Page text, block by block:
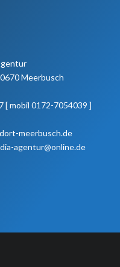
Meerbusch
[ mobil 0172-7054039 ]
meerbusch.de
agentur@online.de